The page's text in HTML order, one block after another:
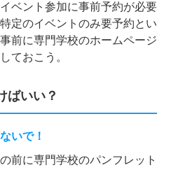
ベント参加に事前予約が必要
定のイベントのみ要予約とい
前に専門学校のホームページ
ておこう。
ばいい？
いで！
前に専門学校のパンフレット